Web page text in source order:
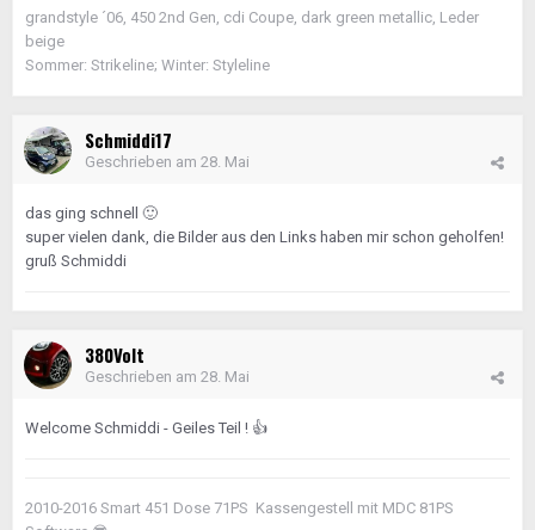
grandstyle ´06, 450 2nd Gen, cdi Coupe, dark green metallic, Leder
beige
Sommer: Strikeline; Winter: Styleline
Schmiddi17
Geschrieben am 28. Mai
das ging schnell 🙂
super vielen dank, die Bilder aus den Links haben mir schon geholfen!
gruß Schmiddi
380Volt
Geschrieben am 28. Mai
Welcome Schmiddi - Geiles Teil ! 👍
2010-2016 Smart 451 Dose 71PS Kassengestell mit MDC 81PS